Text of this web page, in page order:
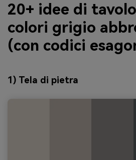
20+ idee di
colori grigio
(con codici
1) Tela di pietra